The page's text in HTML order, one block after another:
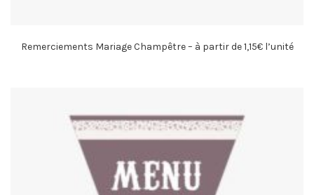
Remerciements Mariage Champêtre – à partir de 1,15€ l’unité